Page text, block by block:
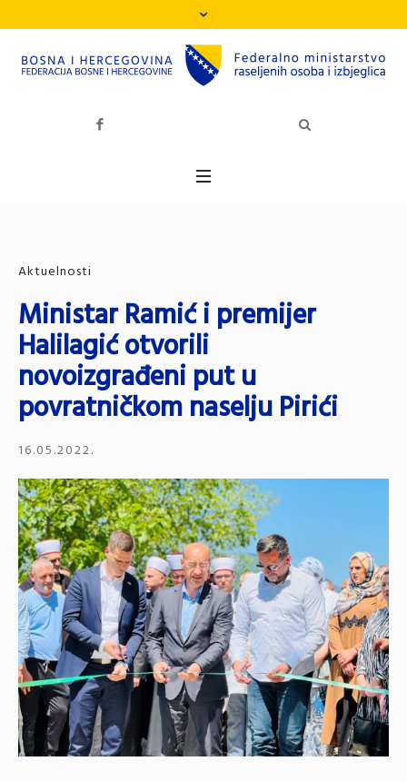
Aktuelnosti
Ministar Ramić i premijer
Halilagić otvorili
novoizgrađeni put u
povratničkom naselju Pirići
16.05.2022.